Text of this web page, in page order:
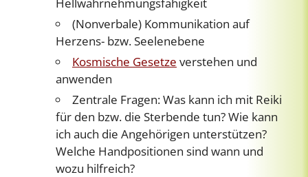
(Nonverbale) Kommunikation auf
Herzens- bzw. Seelenebene
Kosmische Gesetze verstehen und
anwenden
Zentrale Fragen: Was kann ich mit Reiki
für den bzw. die Sterbende tun? Wie kann
ich auch die Angehörigen unterstützen?
Welche Handpositionen sind wann und
wozu hilfreich?